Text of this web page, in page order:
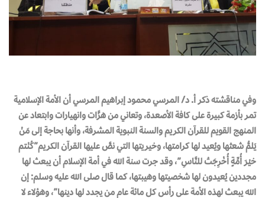
وفي مناقشته ذكر أ. د/ المرسي محمود إبراهيم المرسي أن الأمة الإسلامية
تمر بأزمة كبيرة على كافة الأصعدة، وتعاني من هزَّات وانهيارات وابتعاد عن
المنهج القويم للقرآن الكريم والسنة النبوية المشرفة، وأنها بحاجة إلى مَنْ
يَلمُّ شعثها ويُعيد لها كرامتها، وخيريتها التي نصَّ عليها القرآن الكريم”كُنْتم
خيْرَ أُمِّةٍ أُخْرِجَتْ للنَّاسِ”، وقد جرت سنة الله في أمة الإسلام أن يبعث لها
مجددين يُعيدون لها شخصيتها وهيبتها، كما قال صلى الله عليه وسلم: إن
الله يبعث لهذه الأمة على رأس كل مائة عام من يجدد لها دينها”، وهؤلاء لا